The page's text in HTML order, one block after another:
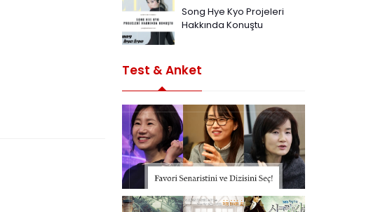
Song Hye Kyo Projeleri
Hakkında Konuştu
Test & Anket